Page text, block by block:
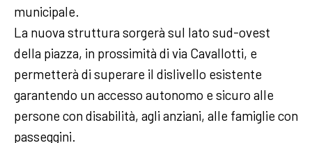
municipale.
La nuova struttura sorgerà sul lato sud-ovest
della piazza, in prossimità di via Cavallotti, e
permetterà di superare il dislivello esistente
garantendo un accesso autonomo e sicuro alle
persone con disabilità, agli anziani, alle famiglie con
passeggini.